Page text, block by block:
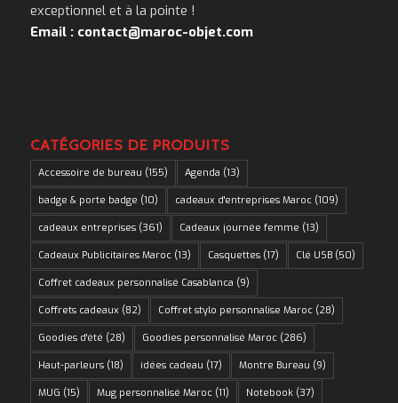
exceptionnel et à la pointe !
Email : contact@maroc-objet.com
CATÉGORIES DE PRODUITS
Accessoire de bureau (155) Agenda (13)
badge & porte badge (10) cadeaux d'entreprises Maroc(109)
cadeaux entreprises(361) Cadeaux journée femme (13)
Cadeaux Publicitaires Maroc(13) Casquettes(17) Clé USB(50)
Coffret cadeaux personnalisé Casablanca (9)
Coffrets cadeaux (82) Coffret stylo personnalise Maroc(28)
Goodies d'été (28) Goodies personnalisé Maroc(286)
Haut-parleurs(18) idées cadeau (17) Montre Bureau (9)
MUG (15) Mug personnalisé Maroc(11) Notebook(37)